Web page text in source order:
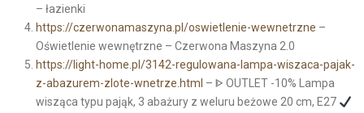
– łazienki
https://czerwonamaszyna.pl/oswietlenie-wewnetrzne –
Oświetlenie wewnętrzne – Czerwona Maszyna 2.0
https://light-home.pl/3142-regulowana-lampa-wiszaca-pajak-
z-abazurem-zlote-wnetrze.html – ᐈ OUTLET -10% Lampa
wisząca typu pająk, 3 abażury z weluru beżowe 20 cm, E27